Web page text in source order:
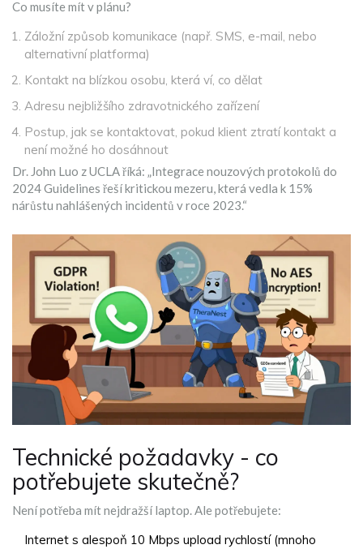
Co musíte mít v plánu?
Záložní způsob komunikace (např. SMS, e-mail, nebo
alternativní platforma)
Kontakt na blízkou osobu, která ví, co dělat
Adresu nejbližšího zdravotnického zařízení
Postup, jak se kontaktovat, pokud klient ztratí kontakt a
není možné ho dosáhnout
Dr. John Luo z UCLA říká: „Integrace nouzových protokolů do
2024 Guidelines řeší kritickou mezeru, která vedla k 15%
nárůstu nahlášených incidentů v roce 2023.“
Technické požadavky - co
potřebujete skutečně?
Není potřeba mít nejdražší laptop. Ale potřebujete:
Internet s alespoň 10 Mbps upload rychlostí (mnoho